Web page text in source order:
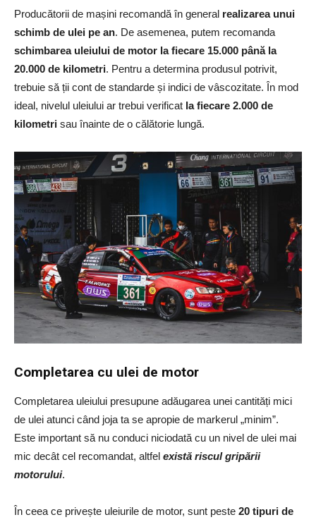
Producătorii de mașini recomandă în general realizarea unui
schimb de ulei pe an. De asemenea, putem recomanda
schimbarea uleiului de motor la fiecare 15.000 până la
20.000 de kilometri. Pentru a determina produsul potrivit,
trebuie să ții cont de standarde și indici de vâscozitate. În mod
ideal, nivelul uleiului ar trebui verificat la fiecare 2.000 de
kilometri sau înainte de o călătorie lungă.
Completarea cu ulei de motor
Completarea uleiului presupune adăugarea unei cantități mici
de ulei atunci când joja ta se apropie de markerul „minim”.
Este important să nu conduci niciodată cu un nivel de ulei mai
mic decât cel recomandat, altfel există riscul gripării
motorului.
În ceea ce privește uleiurile de motor, sunt peste 20 tipuri de